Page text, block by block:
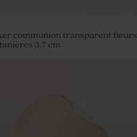
communion transparent fleurs
3.7 cm